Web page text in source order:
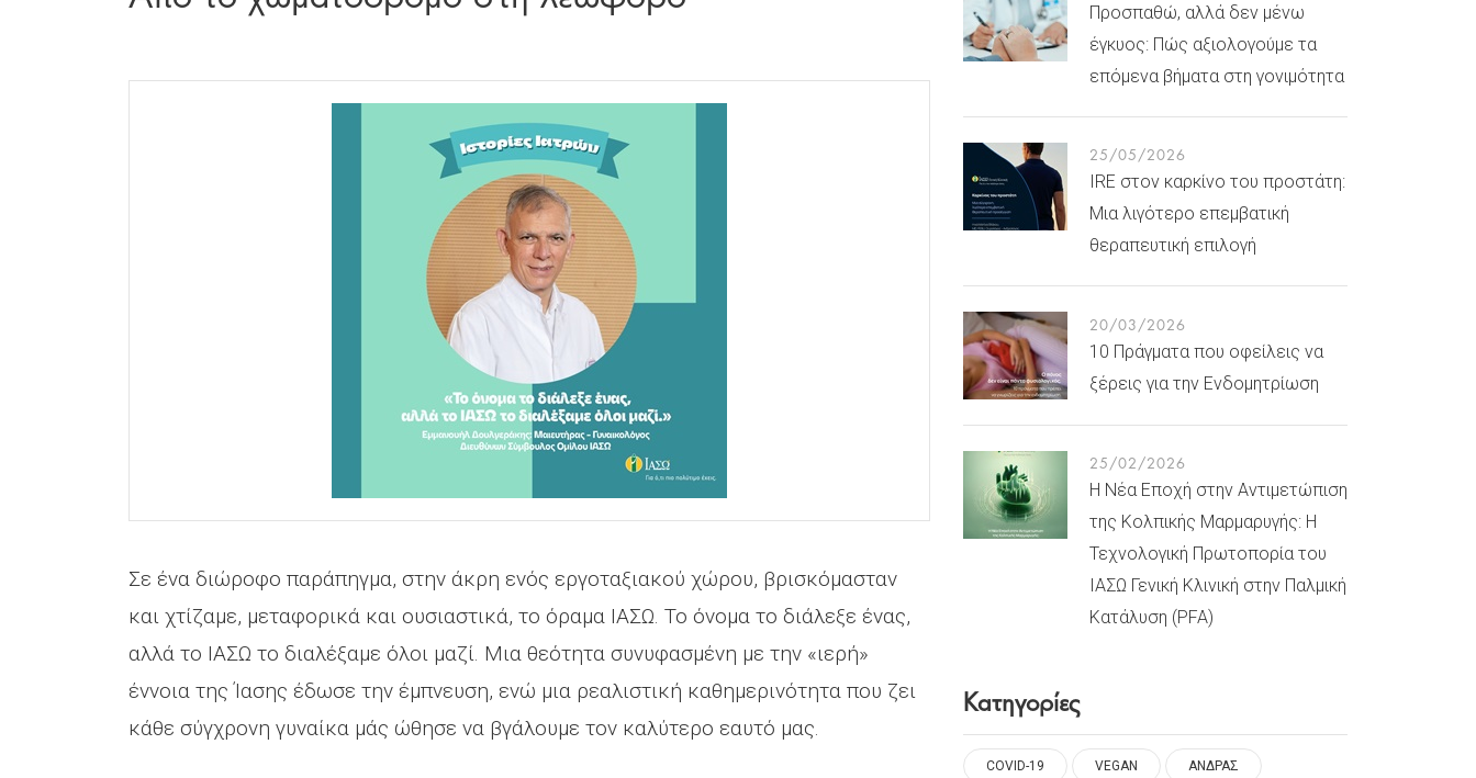
Σε ένα διώροφο παράπηγμα, στην άκρη ενός εργοταξιακού χώρου, βρισκόμασταν
και χτίζαμε, μεταφορικά και ουσιαστικά, το όραμα ΙΑΣΩ. Το όνομα το διάλεξε ένας,
αλλά το ΙΑΣΩ το διαλέξαμε όλοι μαζί. Μια θεότητα συνυφασμένη με την «ιερή»
έννοια της Ίασης έδωσε την έμπνευση, ενώ μια ρεαλιστική καθημερινότητα που ζει
κάθε σύγχρονη γυναίκα μάς ώθησε να βγάλουμε τον καλύτερο εαυτό μας.
Προσπαθώ, αλλά δεν μένω
έγκυος: Πώς αξιολογούμε τα
επόμενα βήματα στη γονιμότητα
25/05/2026
IRE στον καρκίνο του προστάτη:
Μια λιγότερο επεμβατική
θεραπευτική επιλογή
20/03/2026
10 Πράγματα που οφείλεις να
ξέρεις για την Ενδομητρίωση
25/02/2026
Η Νέα Εποχή στην Αντιμετώπιση
της Κολπικής Μαρμαρυγής: Η
Τεχνολογική Πρωτοπορία του
ΙΑΣΩ Γενική Κλινική στην Παλμική
Κατάλυση (PFA)
Κατηγορίες
COVID-19 VEGAN ΑΝΔΡΑΣ